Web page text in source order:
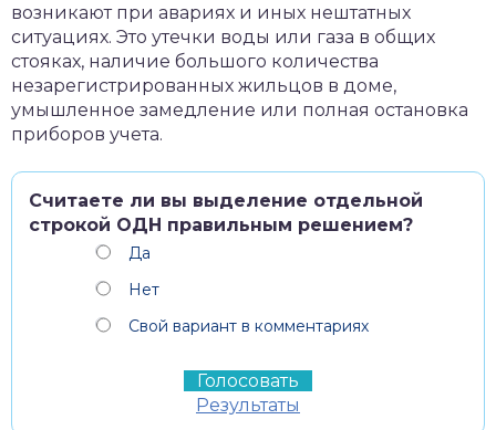
возникают при авариях и иных нештатных
ситуациях. Это утечки воды или газа в общих
стояках, наличие большого количества
незарегистрированных жильцов в доме,
умышленное замедление или полная остановка
приборов учета.
Считаете ли вы выделение отдельной
строкой ОДН правильным решением?
Да
Нет
Свой вариант в комментариях
Результаты